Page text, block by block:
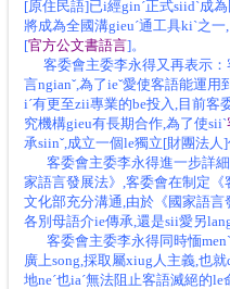
[原住民語]已i經ginˊ正式siidˋ成
將成為全國溝gieuˊ通工具kiˋ之
[官方公文書語言]。
客委會主委李永得又再表示：
言ngianˇ,為了ieˇ愛使客語能運
iˊ有更至zii專業的be投入,目前客
究機構gieu有長期合作,為了使siiˋ
承siinˇ,成立一個le獨立[財團法人]
客委會主委李永得進一步詳細
家語言發展法》,客委會在制定《
文化部充分溝通,由於《國家語言
各別母語介ie傳承,還是sii愛另
客委會主委李永得同時愐
廣上song,採取屬xiug人主義,也
地neˊ也iaˊ無法阻止客語滅絕的